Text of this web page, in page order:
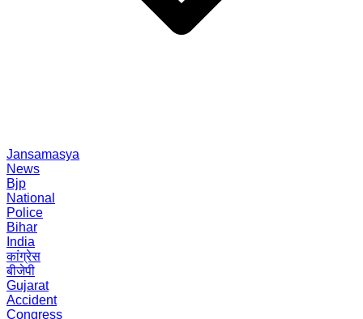
Jansamasya
News
Bjp
National
Police
Bihar
India
कांग्रेस
बीजेपी
Gujarat
Accident
Congress